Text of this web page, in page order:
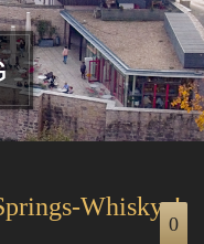
Whiskys!
0